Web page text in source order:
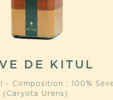
DE KITUL
- Composition : 100%
(Caryota Urens)